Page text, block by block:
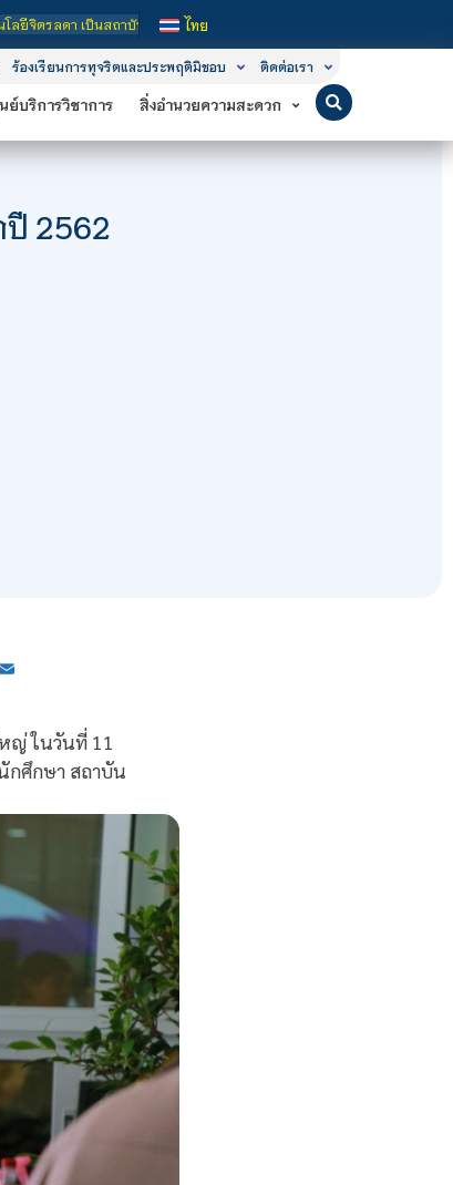
องรัฐ เปิดหลักสูตรการเรียนการสอน 3 ระดับ คือ ระดับประกาศนียบัตรวิช
ไทย
ร้องเรียนการทุจริตและประพฤติมิชอบ ติดต่อเรา
ย์บริการวิชาการ สิ่งอำนวยความสะดวก
ปี 2562
ญ่ ในวันที่ 11
กศึกษา สถาบัน